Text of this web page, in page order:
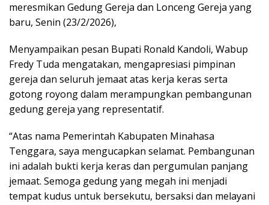
meresmikan Gedung Gereja dan Lonceng Gereja yang
baru, Senin (23/2/2026),
Menyampaikan pesan Bupati Ronald Kandoli, Wabup
Fredy Tuda mengatakan, mengapresiasi pimpinan
gereja dan seluruh jemaat atas kerja keras serta
gotong royong dalam merampungkan pembangunan
gedung gereja yang representatif.
“Atas nama Pemerintah Kabupaten Minahasa
Tenggara, saya mengucapkan selamat. Pembangunan
ini adalah bukti kerja keras dan pergumulan panjang
jemaat. Semoga gedung yang megah ini menjadi
tempat kudus untuk bersekutu, bersaksi dan melayani